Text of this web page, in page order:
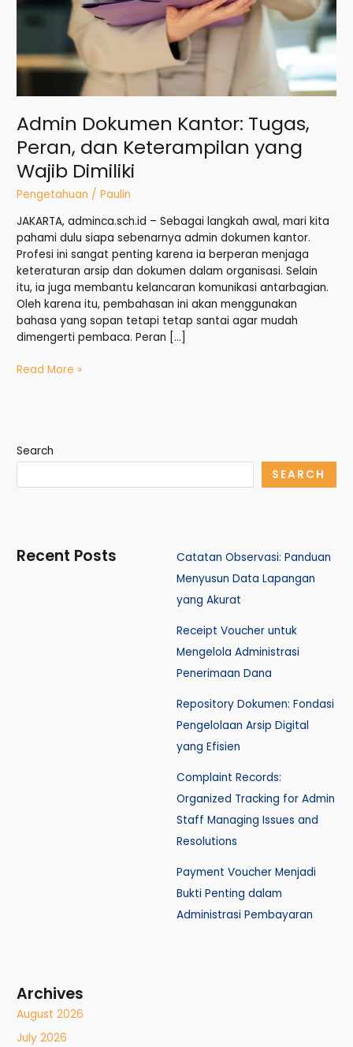
Admin Dokumen Kantor: Tugas,
Peran, dan Keterampilan yang
Wajib Dimiliki
Pengetahuan /Paulin
JAKARTA, adminca.sch.id – Sebagai langkah awal, mari kita
pahami dulu siapa sebenarnya admin dokumen kantor.
Profesi ini sangat penting karena ia berperan menjaga
keteraturan arsip dan dokumen dalam organisasi. Selain
itu, ia juga membantu kelancaran komunikasi antarbagian.
Oleh karena itu, pembahasan ini akan menggunakan
bahasa yang sopan tetapi tetap santai agar mudah
dimengerti pembaca. Peran […]
yang
Read More »
Search
SEARCH
Recent Posts
Catatan Observasi: Panduan
Menyusun Data Lapangan
yang Akurat
Receipt Voucher untuk
Mengelola Administrasi
Penerimaan Dana
Repository Dokumen: Fondasi
Pengelolaan Arsip Digital
yang Efisien
Complaint Records:
Organized Tracking for Admin
Staff Managing Issues and
Resolutions
Payment Voucher Menjadi
Bukti Penting dalam
Administrasi Pembayaran
Archives
August 2026
July 2026